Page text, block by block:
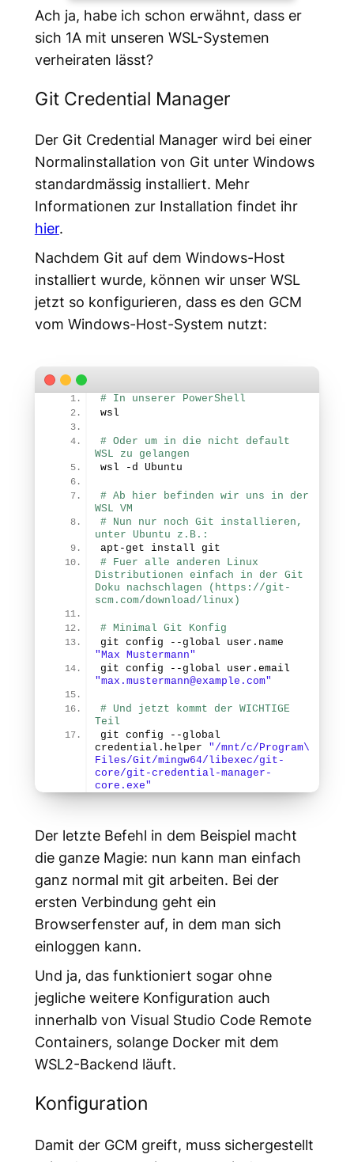
Ach ja, habe ich schon erwähnt, dass er
sich 1A mit unseren WSL-Systemen
verheiraten lässt?
Git Credential Manager
Der Git Credential Manager wird bei einer
Normalinstallation von Git unter Windows
standardmässig installiert. Mehr
Informationen zur Installation findet ihr
hier.
Nachdem Git auf dem Windows-Host
installiert wurde, können wir unser WSL
jetzt so konfigurieren, dass es den GCM
vom Windows-Host-System nutzt:
# In unserer PowerShell
wsl
# Oder um in die nicht default
WSL zu gelangen
wsl -d Ubuntu
# Ab hier befinden wir uns in der
WSL VM
# Nun nur noch Git installieren,
unter Ubuntu z.B.:
apt-get install git
# Fuer alle anderen Linux
Distributionen einfach in der Git
Doku nachschlagen (https://git-
scm.com/download/linux)
# Minimal Git Konfig
git config --global user. name
"Max Mustermann"
git config --global user. email
"max.mustermann@example.com"
# Und jetzt kommt der WICHTIGE
Teil
git config --global
credential. helper
"/mnt/c/Program\
Files/Git/mingw64/libexec/git-
core/git-credential-manager-
core.exe"
Der letzte Befehl in dem Beispiel macht
die ganze Magie: nun kann man einfach
ganz normal mit git arbeiten. Bei der
ersten Verbindung geht ein
Browserfenster auf, in dem man sich
einloggen kann.
Und ja, das funktioniert sogar ohne
jegliche weitere Konfiguration auch
innerhalb von Visual Studio Code Remote
Containers, solange Docker mit dem
WSL2-Backend läuft.
Konfiguration
Damit der GCM greift, muss sichergestellt